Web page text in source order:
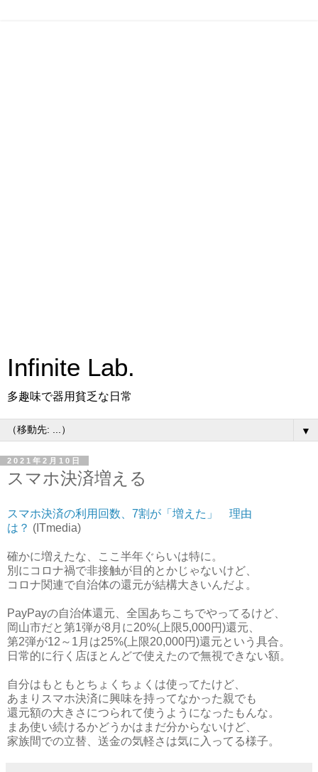
Infinite Lab.
多趣味で器用貧乏な日常
▼
2021年2月10日
スマホ決済増える
スマホ決済の利用回数、7割が「増えた」 理由
は？ (ITmedia)
確かに増えたな、ここ半年ぐらいは特に。
別にコロナ禍で非接触が目的とかじゃないけど、
コロナ関連で自治体の還元が結構大きいんだよ。
PayPayの自治体還元、全国あちこちでやってるけど、
岡山市だと第1弾が8月に20%(上限5,000円)還元、
第2弾が12～1月は25%(上限20,000円)還元という具合。
日常的に行く店ほとんどで使えたので無視できない額。
自分はもともとちょくちょくは使ってたけど、
あまりスマホ決済に興味を持ってなかった親でも
還元額の大きさにつられて使うようになったもんな。
まあ使い続けるかどうかはまだ分からないけど、
家族間での立替、送金の気軽さは気に入ってる様子。